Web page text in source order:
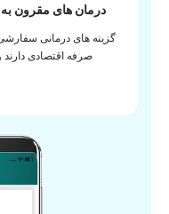
درمان های مقرون
گزینه های درمانی
صرفه اقتصادی